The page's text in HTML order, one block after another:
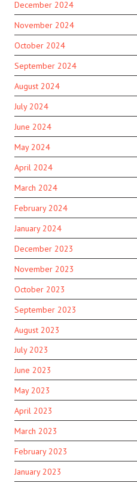
December 2024
November 2024
October 2024
September 2024
August 2024
July 2024
June 2024
May 2024
April 2024
March 2024
February 2024
January 2024
December 2023
November 2023
October 2023
September 2023
August 2023
July 2023
June 2023
May 2023
April 2023
March 2023
February 2023
January 2023